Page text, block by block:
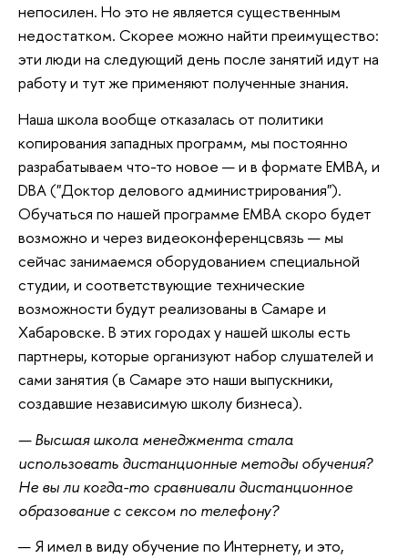
непосилен. Но это не является существенным
недостатком. Скорее можно найти преимущество:
эти люди на следующий день после занятий идут на
работу и тут же применяют полученные знания.
Наша школа вообще отказалась от политики
копирования западных программ, мы постоянно
разрабатываем что-то новое — и в формате ЕМВА, и
DBA ("Доктор делового администрирования").
Обучаться по нашей программе ЕМВА скоро будет
возможно и через видеоконференцсвязь — мы
сейчас занимаемся оборудованием специальной
студии, и соответствующие технические
возможности будут реализованы в Самаре и
Хабаровске. В этих городах у нашей школы есть
партнеры, которые организуют набор слушателей и
сами занятия (в Самаре это наши выпускники,
создавшие независимую школу бизнеса).
— Высшая школа менеджмента стала
использовать дистанционные методы обучения?
Не вы ли когда-то сравнивали дистанционное
образование с сексом по телефону?
— Я имел в виду обучение по Интернету, и это,